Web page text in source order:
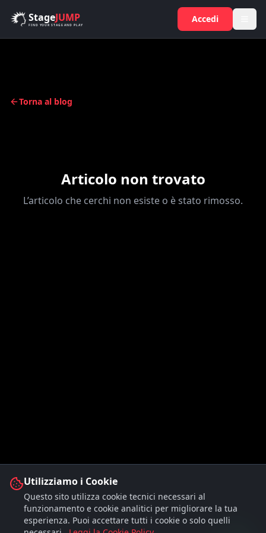
StageJUMP
FIND YOUR STAGE AND PLAY
Accedi
Torna al blog
Articolo non trovato
L’articolo che cerchi non esiste o è stato rimosso.
Utilizziamo i Cookie
Questo sito utilizza cookie tecnici necessari al
funzionamento e cookie analitici per migliorare la tua
esperienza. Puoi accettare tutti i cookie o solo quelli